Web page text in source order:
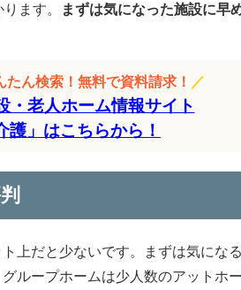
ます。
まずは気になった施設に早
たん検索！無料で資料請求！ ／
・老人ホーム情報サイト
護」はこちらから！
上だと少ないです。まずは気にな
ループホームは少人数のアットホ